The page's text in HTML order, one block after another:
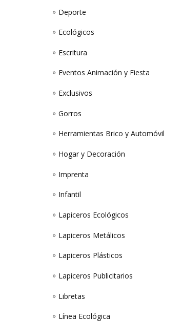
Deporte
Ecológicos
Escritura
Eventos Animación y Fiesta
Exclusivos
Gorros
Herramientas Brico y Automóvil
Hogar y Decoración
Imprenta
Infantil
Lapiceros Ecológicos
Lapiceros Metálicos
Lapiceros Plásticos
Lapiceros Publicitarios
Libretas
Línea Ecológica